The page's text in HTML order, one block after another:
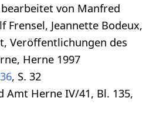
von Manfred
Frensel, Jeannette Bodeux,
Veröffentlichungen des
Herne 1997
, S. 32
Amt Herne IV/41, Bl. 135,